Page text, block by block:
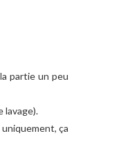
partie un peu
lavage).
ça